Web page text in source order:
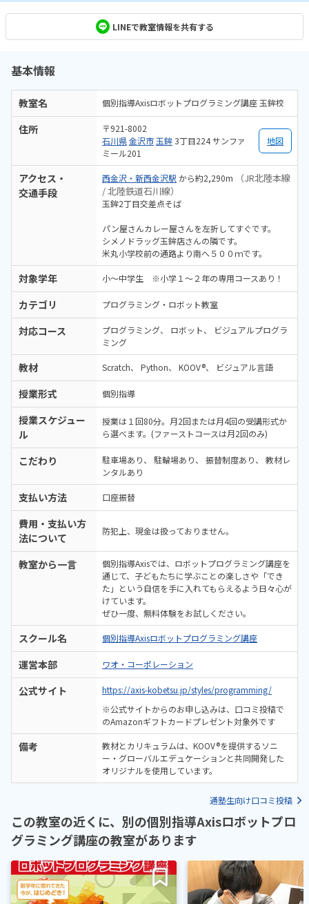
LINEで教室情報を共有する
基本情報
教室名 個別指導Axisロボットプログラミング講座 玉鉾校
住所
〒921-8002
石川県金沢市玉鉾3丁目224 サンファ
ミール201
地図
アクセス・
交通手段
西金沢・新西金沢駅 から約2,290m
（JR北陸本線
/ 北陸鉄道石川線）
玉鉾2丁目交差点そば
パン屋さんカレー屋さんを左折してすぐです。
シメノドラッグ玉鉾店さんの隣です。
米丸小学校前の通路より南へ５００ｍです。
対象学年 小～中学生 ※小学１～２年の専用コースあり！
カテゴリ プログラミング・ロボット教室
対応コース プログラミング ロボット
ビジュアルプログラ
ミング
教材 Scratch Python KOOV® ビジュアル言語
授業形式 個別指導
授業スケジュー
ル
授業は１回80分。月2回または月4回の受講形式か
ら選べます。(ファーストコースは月2回のみ)
こだわり 駐車場あり 駐輪場あり 振替制度あり
教材レ
ンタルあり
支払い方法 口座振替
費用・支払い方
法について
防犯上、現金は扱っておりません。
教室から一言
個別指導Axisでは、ロボットプログラミング講座を
通じて、子どもたちに学ぶことの楽しさや「でき
た」という自信を手に入れてもらえるよう日々心が
けています。
ぜひ一度、無料体験をお試しください。
スクール名 個別指導Axisロボットプログラミング講座
運営本部 ワオ・コーポレーション
公式サイト
https://axis-kobetsu.jp/styles/programming/
※公式サイトからのお申し込みは、口コミ投稿で
のAmazonギフトカードプレゼント対象外です
備考
教材とカリキュラムは、KOOV®を提供するソニ
ー・グローバルエデュケーションと共同開発した
オリジナルを使用しています。
通塾生向け口コミ投稿
この教室の近くに、別の個別指導Axisロボットプロ
グラミング講座の教室があります